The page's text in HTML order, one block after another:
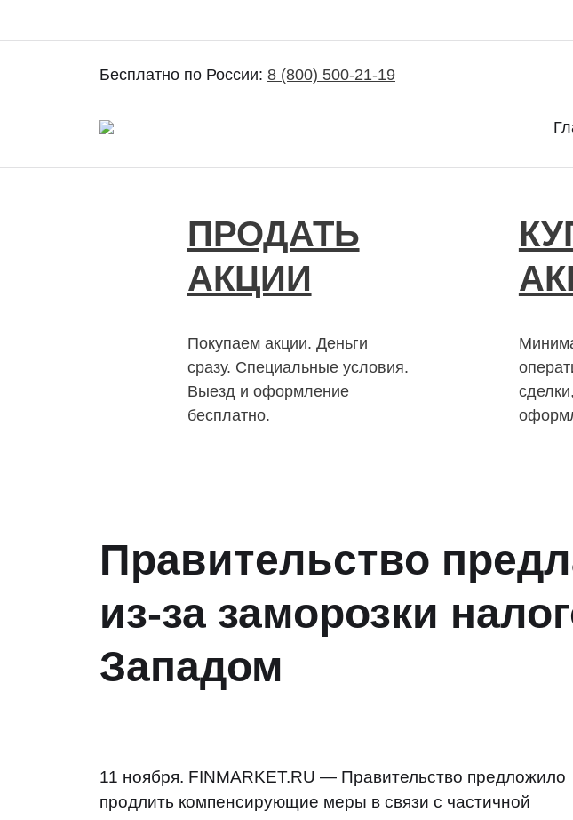
Бесплатно по России: 8 (800) 500-21-19
Покупка и продажа ценных бумаг акций. Дорого. Срочно.
ПРОДАТЬ
АКЦИИ
Покупаем акции. Деньги
сразу. Специальные условия.
Выезд и оформление
бесплатно.
Правительство
из-за заморозки
Западом
11 ноября. FINMARKET.RU — Правительство предложило
продлить компенсирующие меры в связи с частичной